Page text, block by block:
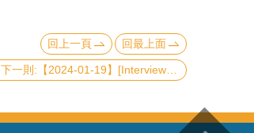
回上一頁 回最上面
下一則:【2024-01-19】[Interview Talk] Multicellular dynamics: from experiments to modeling